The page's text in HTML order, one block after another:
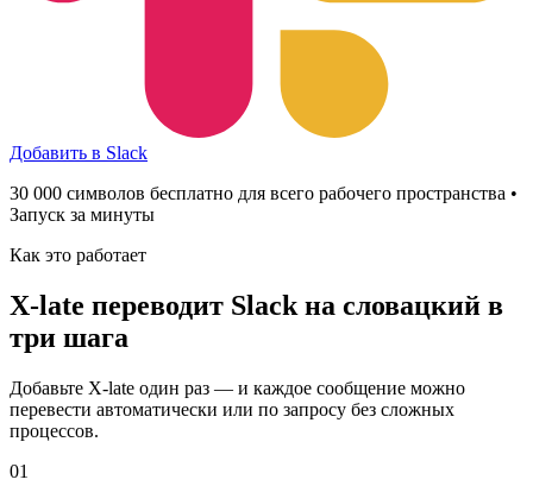
Добавить в Slack
30 000 символов бесплатно для всего рабочего пространства •
Запуск за минуты
Как это работает
X-late переводит Slack на словацкий в
три шага
Добавьте X-late один раз — и каждое сообщение можно
перевести автоматически или по запросу без сложных
процессов.
01